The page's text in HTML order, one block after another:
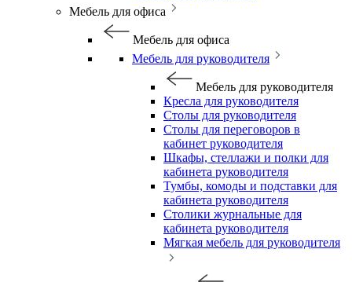
Мебель для офиса
Мебель для офиса
Мебель для руководителя
Мебель для руководителя
Кресла для руководителя
Столы для руководителя
Столы для переговоров в
кабинет руководителя
Шкафы, стеллажи и полки для
кабинета руководителя
Тумбы, комоды и подставки для
кабинета руководителя
Столики журнальные для
кабинета руководителя
Мягкая мебель для руководителя